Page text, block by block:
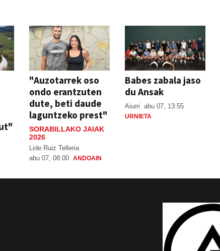
"Auzotarrek oso
ondo erantzuten
dute, beti daude
laguntzeko prest"
SORABILLAKO JAIAK
2026
Lide Ruiz Telleria
abu 07, 08:00 ANDOAIN
Babes zabala jaso
du Ansak
Aiurri abu 07, 13:55
URNIETA